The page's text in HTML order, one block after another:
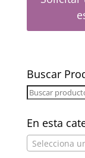
Buscar
Buscar
En esta
Selecciona